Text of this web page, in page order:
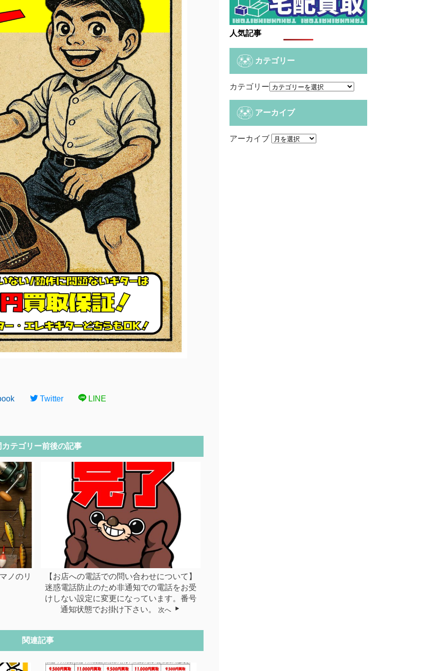
Twitter LINE
カテゴリー前後の記事
ノのリ
【お店への電話での問い合わせについて】
迷惑電話防止のため非通知での電話をお受
けしない設定に変更になっています。番号
通知状態でお掛け下さい。
次へ
関連記事
人気記事
カテゴリー
カテゴリー
アーカイブ
アーカイブ